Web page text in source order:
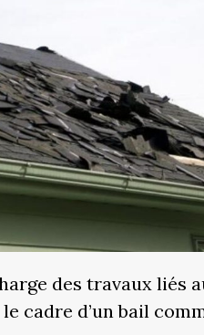
des travaux liés
cadre d’un bail